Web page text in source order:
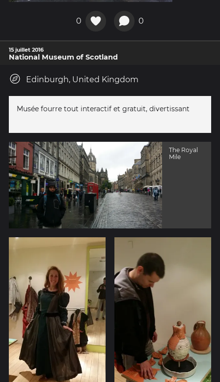
0 0
15 juillet 2016
National Museum of Scotland
Edinburgh, United Kingdom
Musée fourre tout interactif et gratuit, divertissant
The Royal
Mile